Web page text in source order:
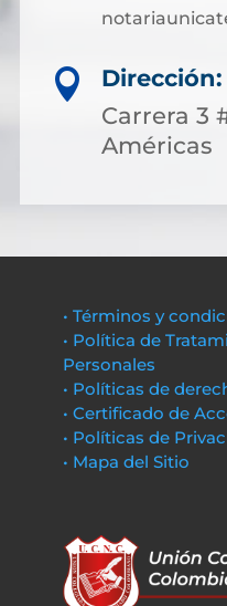

Dirección:
Carrera 3
Américas
• Términos y
• Política de
Personales
• Políticas de
• Certificado de
• Políticas de
• Mapa del Sitio